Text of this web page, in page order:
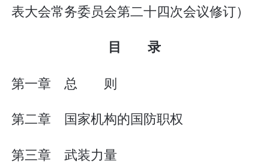
表大会常务委员会第二十四次会议修订）
目 录
第一章 总 则
第二章 国家机构的国防职权
第三章 武装力量